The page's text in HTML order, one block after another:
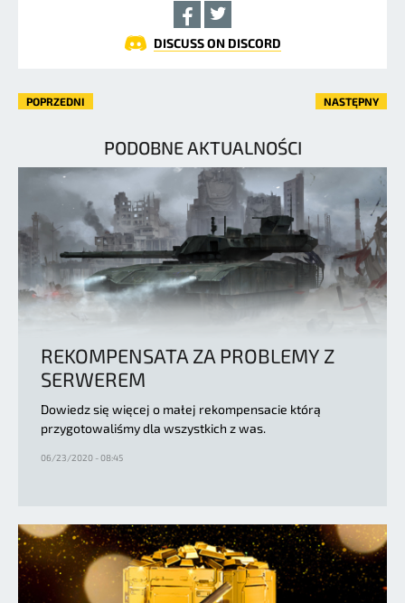
DISCUSS ON DISCORD
POPRZEDNI NASTĘPNY
PODOBNE AKTUALNOŚCI
REKOMPENSATA ZA PROBLEMY Z
SERWEREM
Dowiedz się więcej o małej rekompensacie którą
przygotowaliśmy dla wszystkich z was.
06/23/2020 - 08:45